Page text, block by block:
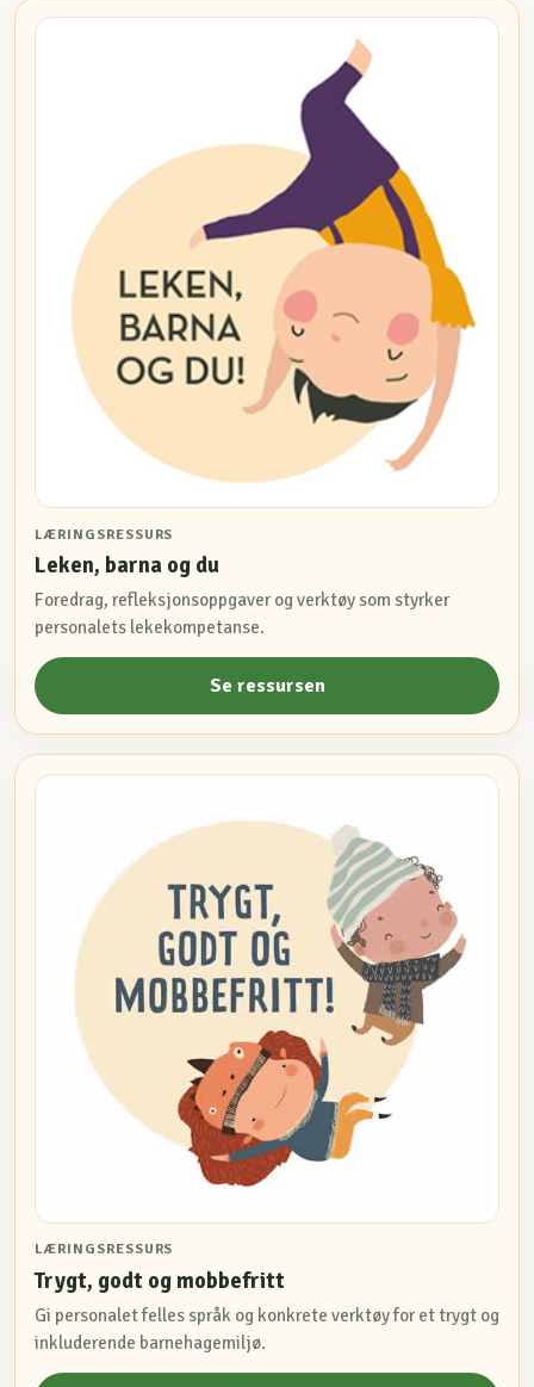
LÆRINGSRESSURS
Leken, barna og du
Foredrag, refleksjonsoppgaver og verktøy som styrker
personalets lekekompetanse.
Se ressursen
LÆRINGSRESSURS
Trygt, godt og mobbefritt
Gi personalet felles språk og konkrete verktøy for et trygt og
inkluderende barnehagemiljø.